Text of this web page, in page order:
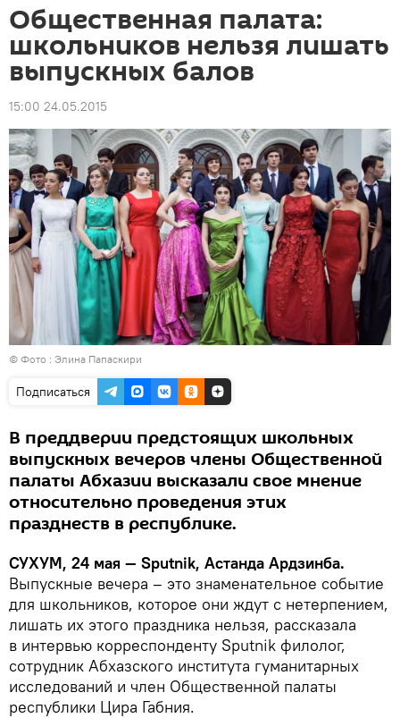
Общественная палата:
школьников нельзя лишать
выпускных балов
15:00 24.05.2015
© Фото : Элина Папаскири
Подписаться
В преддверии предстоящих школьных
выпускных вечеров члены Общественной
палаты Абхазии высказали свое мнение
относительно проведения этих
празднеств в республике.
СУХУМ, 24 мая — Sputnik, Астанда Ардзинба.
Выпускные вечера – это знаменательное событие
для школьников, которое они ждут с нетерпением,
лишать их этого праздника нельзя, рассказала
в интервью корреспонденту Sputnik филолог,
сотрудник Абхазского института гуманитарных
исследований и член Общественной палаты
республики Цира Габния.